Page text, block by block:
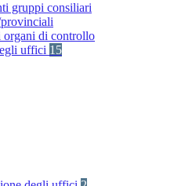
gruppi consiliari
organi di controllo
uffici 15